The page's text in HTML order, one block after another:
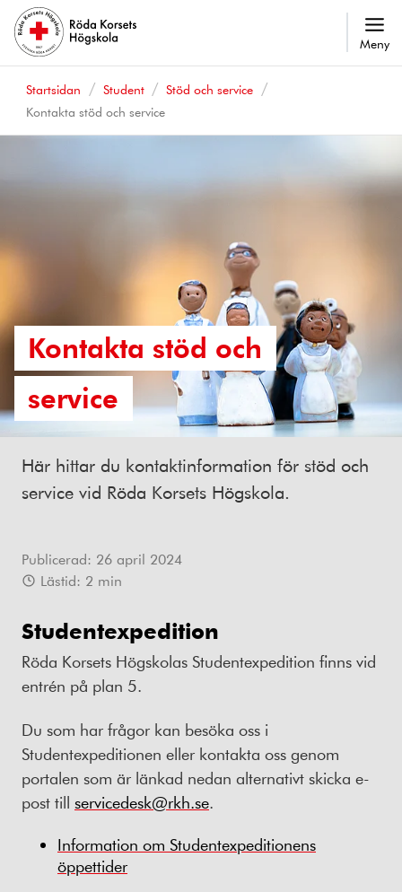
Meny
Startsidan Student
Stöd och service
Kontakta stöd och service
Kontakta stöd och
service
Här hittar du kontaktinformation för stöd och
service vid Röda Korsets Högskola.
Publicerad: 26 april 2024
Lästid: 2 min
Studentexpedition
Röda Korsets Högskolas Studentexpedition finns vid
entrén på plan 5.
Du som har frågor kan besöka oss i
Studentexpeditionen eller kontakta oss genom
portalen som är länkad nedan alternativt skicka e-
post till servicedesk@rkh.se.
Information om Studentexpeditionens
öppettider